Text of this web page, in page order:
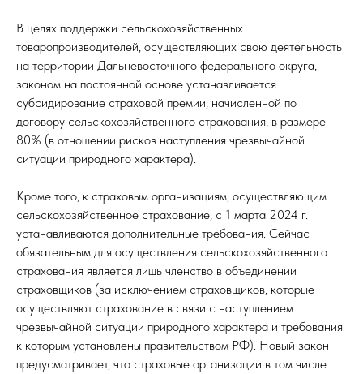
В целях поддержки сельскохозяйственных
товаропроизводителей, осуществляющих свою деятельность
на территории Дальневосточного федерального округа,
законом на постоянной основе устанавливается
субсидирование страховой премии, начисленной по
договору сельскохозяйственного страхования, в размере
80% (в отношении рисков наступления чрезвычайной
ситуации природного характера).
Кроме того, к страховым организациям, осуществляющим
сельскохозяйственное страхование, с 1 марта 2024 г.
устанавливаются дополнительные требования. Сейчас
обязательным для осуществления сельскохозяйственного
страхования является лишь членство в объединении
страховщиков (за исключением страховщиков, которые
осуществляют страхование в связи с наступлением
чрезвычайной ситуации природного характера и требования
к которым установлены правительством РФ). Новый закон
предусматривает, что страховые организации в том числе